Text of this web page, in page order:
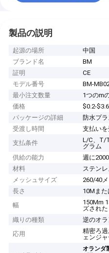
製品の説明
起源の場所
中国
ブランド名
BM
証明
CE
モデル番号
BM-
最小注文数量
1つのm
価格
$0.2-$3.6
パッケージの詳細
防水プ
受渡し時間
支払い
支払条件
L/C、T/
グラム
供給の能力
週に
材料
ステン
メッシュサイズ
260/40
長さ
10Mまた
幅
150Mm
ズされた
織りの種類
逆のオ
応用
精密ろ
ェンジャ
オランダ